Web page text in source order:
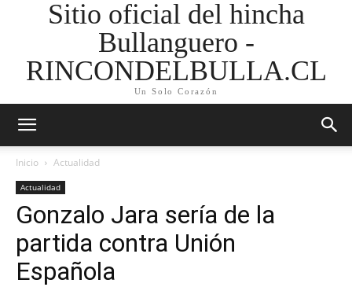
Sitio oficial del hincha
Bullanguero -
RINCONDELBULLA.CL
Un Solo Corazón
Inicio Actualidad
Actualidad
Gonzalo Jara sería de la
partida contra Unión
Española